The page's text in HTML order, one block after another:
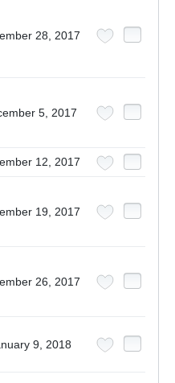
28, 2017
5, 2017
12, 2017
19, 2017
26, 2017
9, 2018